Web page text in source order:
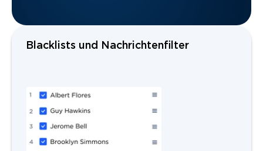
Blacklists und Nachrichtenfilter